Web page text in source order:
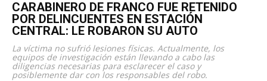
CARABINERO DE FRANCO FUE RETENIDO
POR DELINCUENTES EN ESTACIÓN
CENTRAL: LE ROBARON SU AUTO
La víctima no sufrió lesiones físicas. Actualmente, los
equipos de investigación están llevando a cabo las
diligencias necesarias para esclarecer el caso y
posiblemente dar con los responsables del robo.